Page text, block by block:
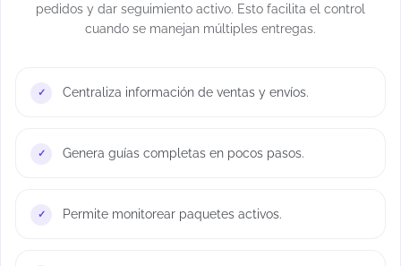
pedidos y dar seguimiento activo. Esto facilita el control
cuando se manejan múltiples entregas.
Centraliza información de ventas y envíos.
Genera guías completas en pocos pasos.
Permite monitorear paquetes activos.